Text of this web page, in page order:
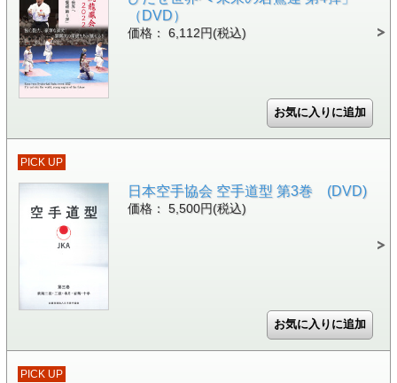
（DVD）
価格： 6,112円(税込)
PICK UP
日本空手協会 空手道型 第3巻 (DVD)
価格： 5,500円(税込)
PICK UP